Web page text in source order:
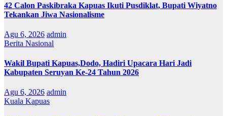
42 Calon Paskibraka Kapuas Ikuti Pusdiklat, Bupati Wiyatno
Tekankan Jiwa Nasionalisme
Agu 6, 2026 admin
Berita Nasional
Wakil Bupati Kapuas,Dodo, Hadiri Upacara Hari Jadi
Kabupaten Seruyan Ke-24 Tahun 2026
Agu 6, 2026 admin
Kuala Kapuas